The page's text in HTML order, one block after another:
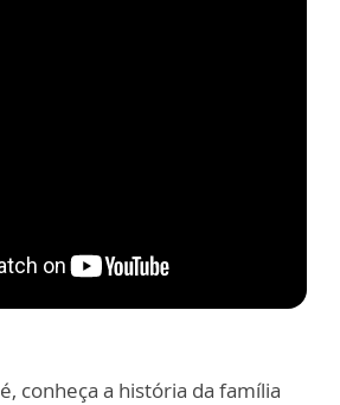
conheça a história da família